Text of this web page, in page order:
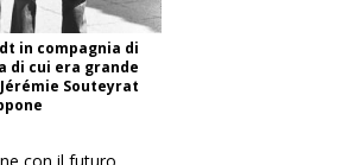
in compagnia di
di cui era grande
Souteyrat